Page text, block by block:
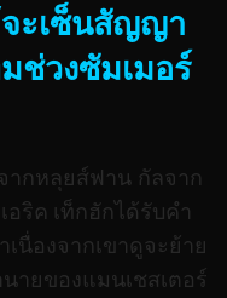
จะเซ็นสัญญา
ช่วงซัมเมอร์
ากหลุยส์ฟาน กัลจาก
ริค เท็กฮักได้รับคํา
นื่องจากเขาดูจะย้าย
ายของแมนเชสเตอร์